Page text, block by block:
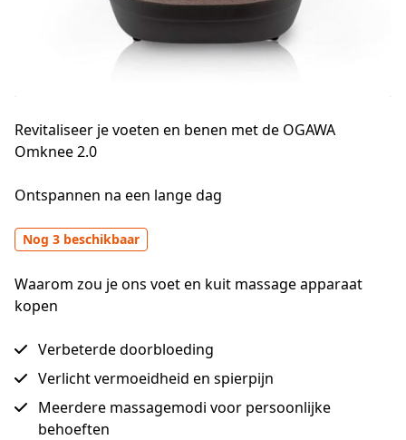
Revitaliseer je voeten en benen met de OGAWA
Omknee 2.0
Ontspannen na een lange dag
Nog 3 beschikbaar
Waarom zou je ons voet en kuit massage apparaat
kopen
Verbeterde doorbloeding
Verlicht vermoeidheid en spierpijn
Meerdere massagemodi voor persoonlijke
behoeften